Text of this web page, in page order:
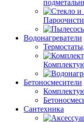
Водонагреватели
Бетоносмесители
Сантехника